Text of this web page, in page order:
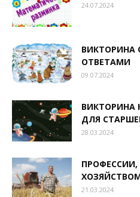
24.07.2024
ВИКТОРИНА
ОТВЕТАМИ
09.07.2024
ДЛЯ
28.03.2024
ПРОФЕССИИ,
21.03.2024